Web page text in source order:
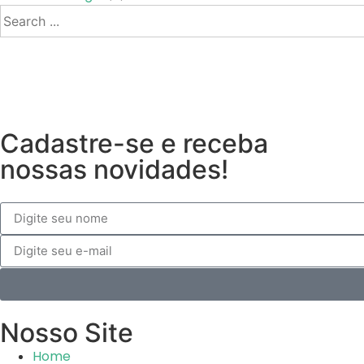
Cadastre-se e receba
nossas novidades!
Nosso Site
Home